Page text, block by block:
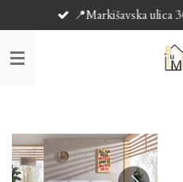
to
main
content
📍Markišavska ulica